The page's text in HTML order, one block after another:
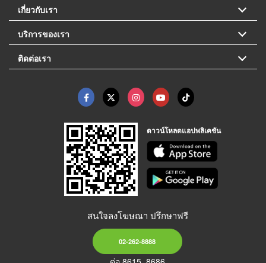
เกี่ยวกับเรา
บริการของเรา
ติดต่อเรา
ดาวน์โหลดแอปพลิเคชัน
สนใจลงโฆษณา ปรึกษาฟรี
02-262-8888